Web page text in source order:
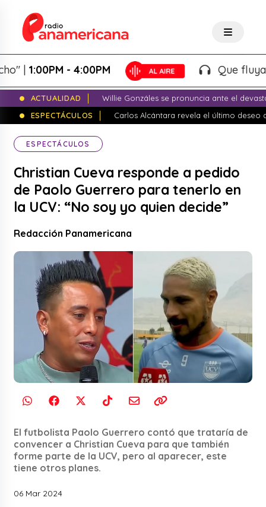
1:00PM - 4:00PM Que fluya la
ACTUALIDAD
Willie Gonzáles se pronuncia ante el
ESPECTÁCULOS
Carlos Alcántara revela el último deseo
ESPECTÁCULOS
Christian Cueva responde a pedido
de Paolo Guerrero para tenerlo en
la UCV: “No soy yo quien decide”
Redacción Panamericana
El futbolista Paolo Guerrero contó que trataría de
convencer a Christian Cueva para que también
forme parte de la UCV, pero al aparecer, este
tiene otros planes.
06 Mar 2024